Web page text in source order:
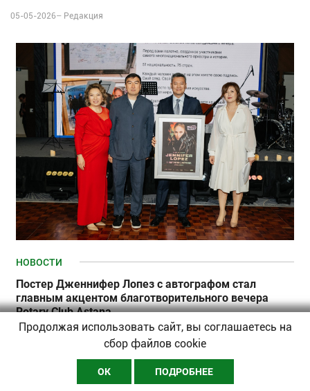
05-05-2026– Редакция
НОВОСТИ
Постер Дженнифер Лопез с автографом стал
главным акцентом благотворительного вечера
Rotary Club Astana
05-05-2026–
Продолжая использовать сайт, вы соглашаетесь на
сбор файлов cookie
ОК ПОДРОБНЕЕ